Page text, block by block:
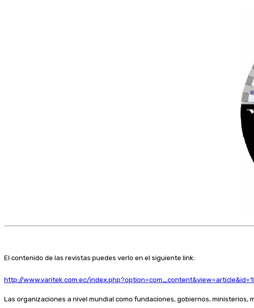
El contenido de las revistas puedes verlo en el siguiente link:
http://www.varitek.com.ec/
Las organizaciones a nivel mundial como fundaciones, gobiernos,